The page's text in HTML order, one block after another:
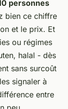
personnes
bien ce chiffre
et le prix. Et
ou régimes
halal - dès
sans surcoût
signaler à
entre